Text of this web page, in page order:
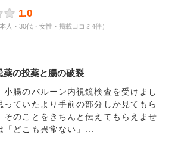
1.0
人・30代・女性・掲載口コミ4件）
薬の投薬と腸の破裂
小腸のバルーン内視鏡検査を受けまし
っていたより手前の部分しか見てもら
そのことをきちんと伝えてもらえませ
どこも異常ない」...